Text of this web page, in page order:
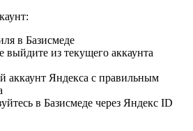
в Базисмеде
выйдите из текущего аккаунта
аккаунт Яндекса с правильным
в Базисмеде через Яндекс ID